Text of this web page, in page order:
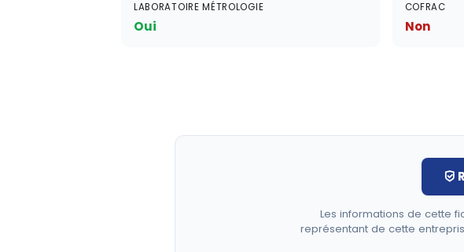
LABORATOIRE MÉTROLOGIE
Oui
COFRAC
Non
Les informations de cette
représentant de cette